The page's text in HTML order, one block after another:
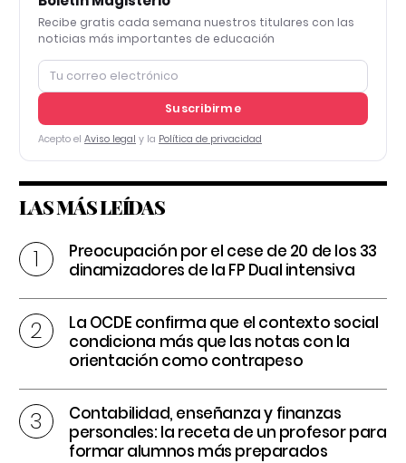
Recibe gratis cada semana nuestros titulares con las
noticias más importantes de educación
Suscribirme
Acepto el Aviso legal y la Política de privacidad
LAS MÁS LEÍDAS
Preocupación por el cese de 20 de los 33
dinamizadores de la FP Dual intensiva
La OCDE confirma que el contexto social
condiciona más que las notas con la
orientación como contrapeso
Contabilidad, enseñanza y finanzas
personales: la receta de un profesor para
formar alumnos más preparados